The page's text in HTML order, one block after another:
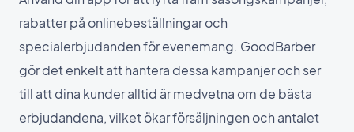
rabatter på onlinebeställningar och
specialerbjudanden för evenemang. GoodBarber
gör det enkelt att hantera dessa kampanjer och ser
till att dina kunder alltid är medvetna om de bästa
erbjudandena, vilket ökar försäljningen och antalet